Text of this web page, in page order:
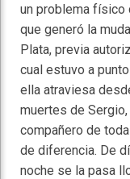
un problema físico
que generó la
Plata, previa
cual estuvo a
ella atraviesa
muertes de
compañero de
de diferencia. De
noche se la pasa